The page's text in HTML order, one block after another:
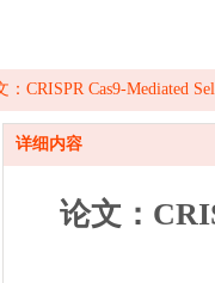
：CRISPR Cas9-Mediated
详细内容
论文：